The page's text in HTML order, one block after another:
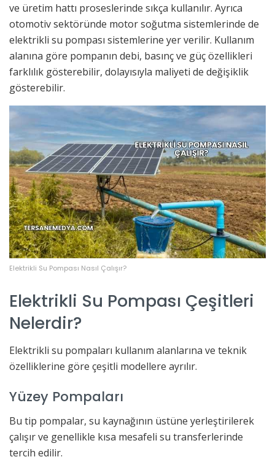
ve üretim hattı proseslerinde sıkça kullanılır. Ayrıca
otomotiv sektöründe motor soğutma sistemlerinde de
elektrikli su pompası sistemlerine yer verilir. Kullanım
alanına göre pompanın debi, basınç ve güç özellikleri
farklılık gösterebilir, dolayısıyla maliyeti de değişiklik
gösterebilir.
Elektrikli Su Pompası Nasıl Çalışır?
Elektrikli Su Pompası Çeşitleri
Nelerdir?
Elektrikli su pompaları kullanım alanlarına ve teknik
özelliklerine göre çeşitli modellere ayrılır.
Yüzey Pompaları
Bu tip pompalar, su kaynağının üstüne yerleştirilerek
çalışır ve genellikle kısa mesafeli su transferlerinde
tercih edilir.